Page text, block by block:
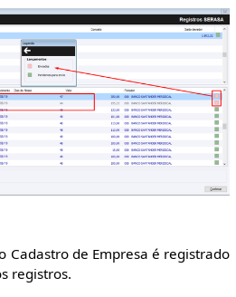
Cadastro de Empresa é registrado
registros.